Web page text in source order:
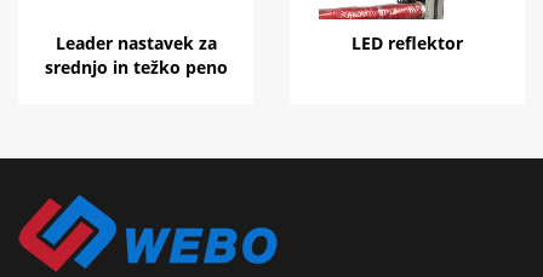
Leader nastavek za
srednjo in težko peno
LED reflektor